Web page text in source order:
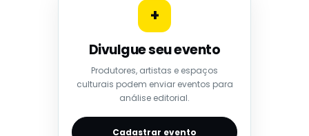
+
Divulgue seu evento
Produtores, artistas e espaços
culturais podem enviar eventos para
análise editorial.
Cadastrar evento